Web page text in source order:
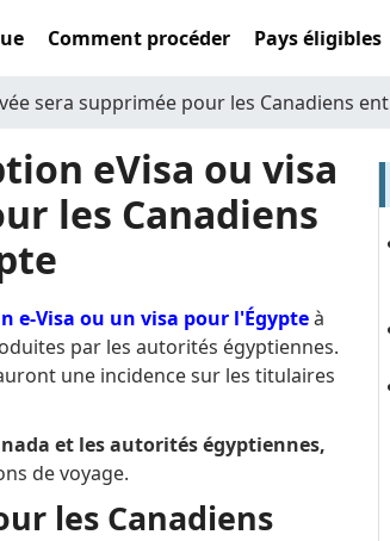
Comment procéder Pays éligibles
sera supprimée pour les Canadiens
eVisa ou visa
les Canadiens
e-Visa ou un visa pour l'Égypteà
par les autorités égyptiennes.
une incidence sur les titulaires
et les autorités égyptiennes,
de voyage.
les Canadiens